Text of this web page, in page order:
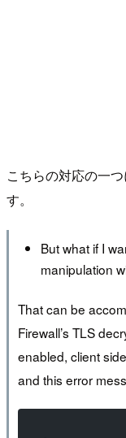
こちらの対応の一
す。
But what if I
manipulation
That can be
Firewall’s TLS
enabled, client
and this error